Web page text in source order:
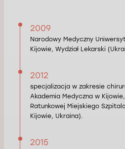
2009
Narodowy Medyczny
Kijowie, Wydział Lekarski
2012
specjalizacja w zakresie
Akademia Medyczna w
Ratunkowej Miejskiego
Kijowie, Ukraina).
2015